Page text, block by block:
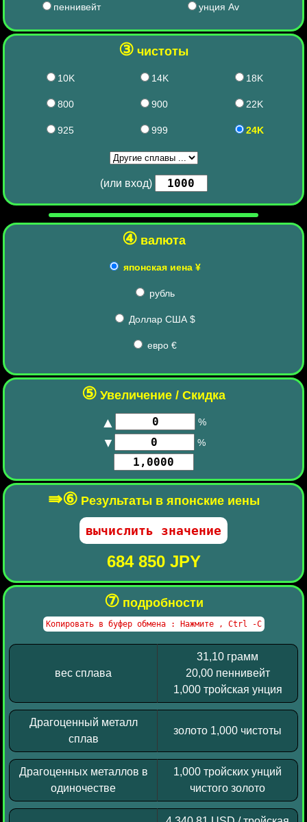
пеннивейт унция Av
③ чистоты
10K 14K 18K
800 900 22K
925 999 24K
(или вход)
④валюта
японская иена ¥
рубль
Доллар США $
евро €
⑤ Увеличение / Скидка
▲ %
▼ %
⇛⑥Результаты в японские иены
684 850 JPY
⑦подробности
вес сплава
31,10 грамм
20,00 пеннивейт
1,000 тройская унция
Драгоценный металл
сплав
золото 1,000 чистоты
Драгоценных металлов в
одиночестве
1,000 тройских унций
чистого золото